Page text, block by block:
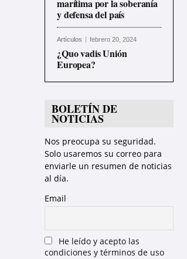
marítima por la soberanía
y defensa del país
Artículos febrero 20, 2024
¿Quo vadis Unión
Europea?
BOLETÍN DE
NOTICIAS
Nos preocupa su seguridad.
Solo usaremos su correo para
enviarle un resumen de noticias
al día.
Email
He leído y acepto las
condiciones y términos de uso